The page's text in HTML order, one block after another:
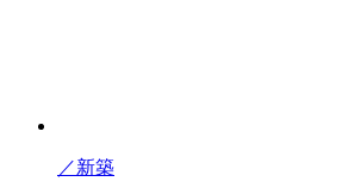
／新築